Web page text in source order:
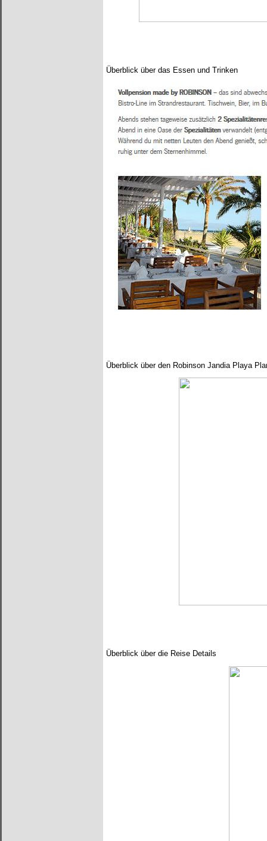
Überblick über das Essen und Trinken
Überblick über den Robinson Jandia Playa
Überblick über die Reise Details